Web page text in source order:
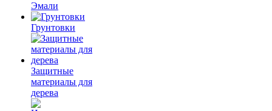
Эмали
Грунтовки
Защитные
материалы для
дерева